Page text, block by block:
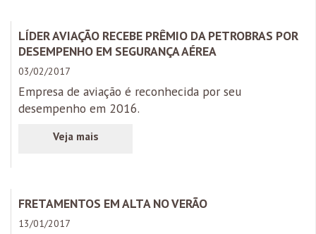
LÍDER AVIAÇÃO RECEBE PRÊMIO DA PETROBRAS POR
DESEMPENHO EM SEGURANÇA AÉREA
03/02/2017
Empresa de aviação é reconhecida por seu
desempenho em 2016.
FRETAMENTOS EM ALTA NO VERÃO
13/01/2017